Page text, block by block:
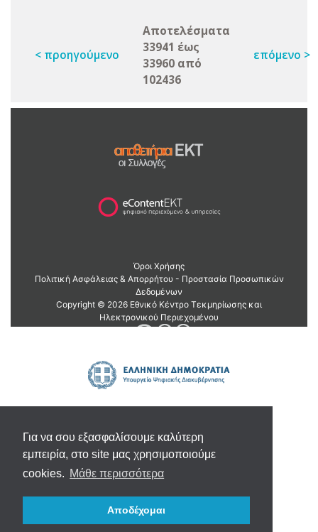
Για να σου εξασφαλίσουμε καλύτερη
εμπειρία, στο site μας χρησιμοποιούμε
cookies. Μάθε περισσότερα
Αποδέχομαι
< προηγούμενο
Αποτελέσματα
33941 έως
33960 από
102436
επόμενο >